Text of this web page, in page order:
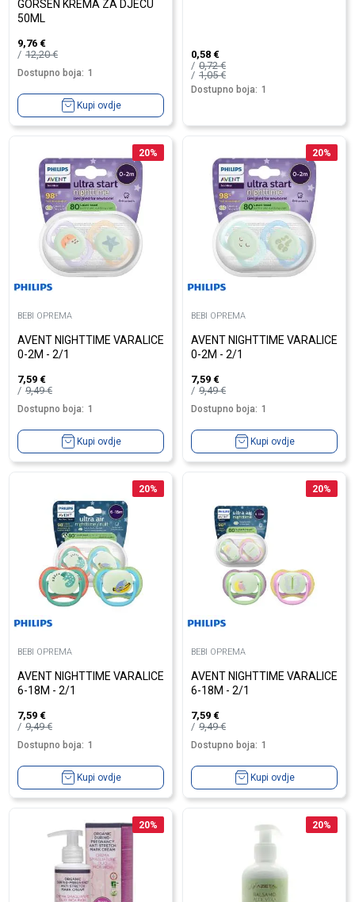
GORSEN KREMA ZA DJECU
50ML
9,76 €
12,20€
Dostupno boja: 1
Kupi ovdje
0,58 €
0,72€
1,05€
Dostupno boja: 1
20%
BEBI OPREMA
AVENT NIGHTTIME VARALICE
0-2M - 2/1
7,59 €
9,49€
Dostupno boja: 1
Kupi ovdje
20%
BEBI OPREMA
AVENT NIGHTTIME VARALICE
0-2M - 2/1
7,59 €
9,49€
Dostupno boja: 1
Kupi ovdje
20%
BEBI OPREMA
AVENT NIGHTTIME VARALICE
6-18M - 2/1
7,59 €
9,49€
Dostupno boja: 1
Kupi ovdje
20%
BEBI OPREMA
AVENT NIGHTTIME VARALICE
6-18M - 2/1
7,59 €
9,49€
Dostupno boja: 1
Kupi ovdje
20% 20%